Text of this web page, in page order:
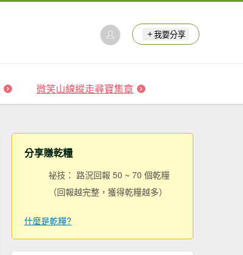
我要分享
微笑山線縱走尋寶集章
分享賺乾糧
祕技： 路況回報 50 ~ 70 個乾糧
（回報越完整，獲得乾糧越多）
什麼是乾糧?